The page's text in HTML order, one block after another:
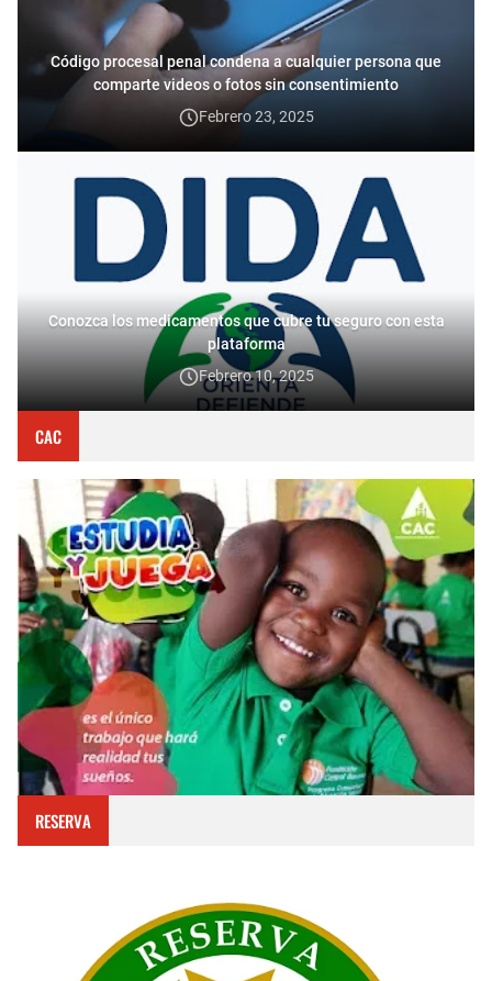
Código procesal penal condena a cualquier persona que
comparte videos o fotos sin consentimiento
Febrero 23, 2025
Conozca los medicamentos que cubre tu seguro con esta
plataforma
Febrero 10, 2025
CAC
RESERVA